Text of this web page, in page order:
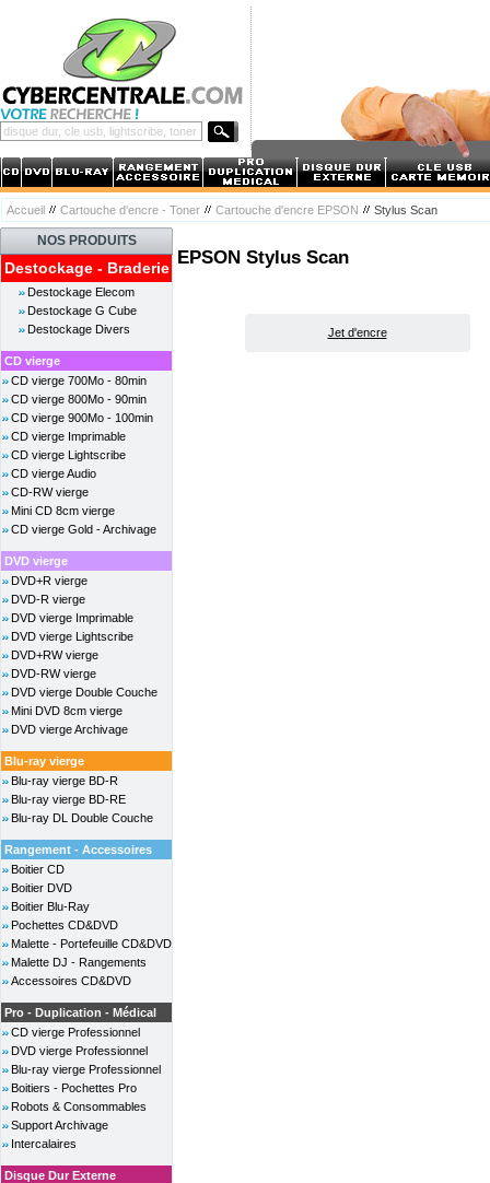
Accueil Cartouche d'encre - Toner Cartouche d'encre EPSON Stylus Scan
NOS PRODUITS
Destockage - Braderie
Destockage Elecom
Destockage G Cube
Destockage Divers
CD vierge
CD vierge 700Mo - 80min
CD vierge 800Mo - 90min
CD vierge 900Mo - 100min
CD vierge Imprimable
CD vierge Lightscribe
CD vierge Audio
CD-RW vierge
Mini CD 8cm vierge
CD vierge Gold - Archivage
DVD vierge
DVD+R vierge
DVD-R vierge
DVD vierge Imprimable
DVD vierge Lightscribe
DVD+RW vierge
DVD-RW vierge
DVD vierge Double Couche
Mini DVD 8cm vierge
DVD vierge Archivage
Blu-ray vierge
Blu-ray vierge BD-R
Blu-ray vierge BD-RE
Blu-ray DL Double Couche
Rangement - Accessoires
Boitier CD
Boitier DVD
Boitier Blu-Ray
Pochettes CD&DVD
Malette - Portefeuille CD&DVD
Malette DJ - Rangements
Accessoires CD&DVD
Pro - Duplication - Médical
CD vierge Professionnel
DVD vierge Professionnel
Blu-ray vierge Professionnel
Boitiers - Pochettes Pro
Robots & Consommables
Support Archivage
Intercalaires
Disque Dur Externe
EPSON Stylus Scan
Jet d'encre